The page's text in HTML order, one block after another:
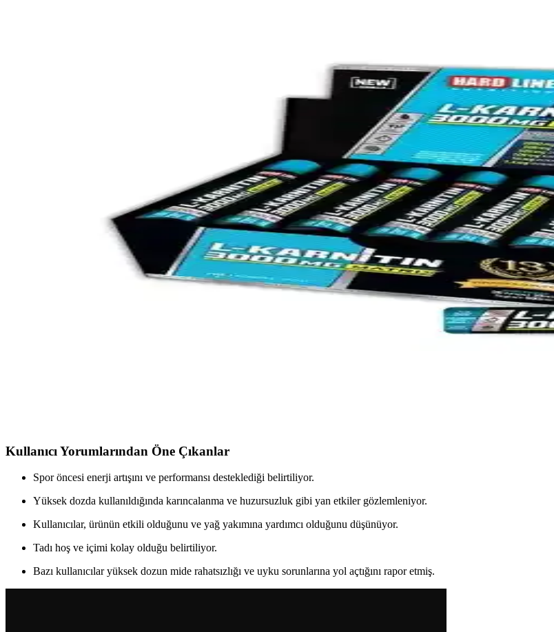
Bu karşılaştırmada Hardline L-Karnitin Matrix’in sıvı ampul formundaki 3000 mg L-karnitin ile Solgar Maxi L Carnitine
Hardline Nutrition L-Karnitin Ürünleri Karşılaştırması Spor Performansı ve Yağ Yakımına
İki farklı Hardline Nutrition L-Karnitin ürünü detaylı karşılaştırmasıyla, form, içerik, aromalar ve kullanıcı deneyimleri analiz
Hardline L-Karnitin Matrix ve Nutripure Thermo Pure Karşılaştırması
Hardline ve Nutripure L-Karnitin ürünlerinin içerik, form ve kullanıcı geri bildirimleri karşılaştırılıyor, enerji ve yağ yakımına
Hardline L-Karnitin Ürünleri Karşılaştırması: Etkinlik ve Kullanıcı Yorumları Analizi
İki sıvı formda L-Karnitin ürünü detaylı karşılaştırmasıyla, içerik, kullanım amacı ve kullanıcı yorumlarıyla ürünlerin
Bigjoy Sports ve Hardline Nutrition L-Karnitin Ürünlerinin Detaylı Karşılaştırması
Bigjoy Sports ve Hardline Nutrition L-Karnitin ürünleri, spor performansını artırıp yağ yakımını destekler. Bu
Hardline Nutrition L-Karnitin ve Thermo Ürünleri Karşılaştırması ve Kullanıcı Yorumları
Kullanıcı Yorumlarından Öne Çıkanlar
Spor öncesi enerji artışını ve performansı desteklediği belirtiliyor.
Yüksek dozda kullanıldığında karıncalanma ve huzursuzluk gibi yan etkiler gözlemleniyor.
Kullanıcılar, ürünün etkili olduğunu ve yağ yakımına yardımcı olduğunu düşünüyor.
Tadı hoş ve içimi kolay olduğu belirtiliyor.
Bazı kullanıcılar yüksek dozun mide rahatsızlığı ve uyku sorunlarına yol açtığını rapor etmiş.